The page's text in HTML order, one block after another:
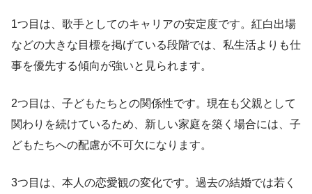
1つ目は、歌手としてのキャリアの安定度です。紅白出場
などの大きな目標を掲げている段階では、私生活よりも仕
事を優先する傾向が強いと見られます。
2つ目は、子どもたちとの関係性です。現在も父親として
関わりを続けているため、新しい家庭を築く場合には、子
どもたちへの配慮が不可欠になります。
3つ目は、本人の恋愛観の変化です。過去の結婚では若く